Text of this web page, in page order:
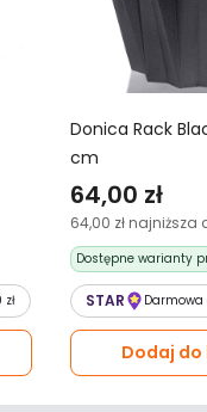
Donica Rack
cm
64,00 zł
64,00 zł najniższa
Dostępne warianty
STAR Darmowa
Dodaj do